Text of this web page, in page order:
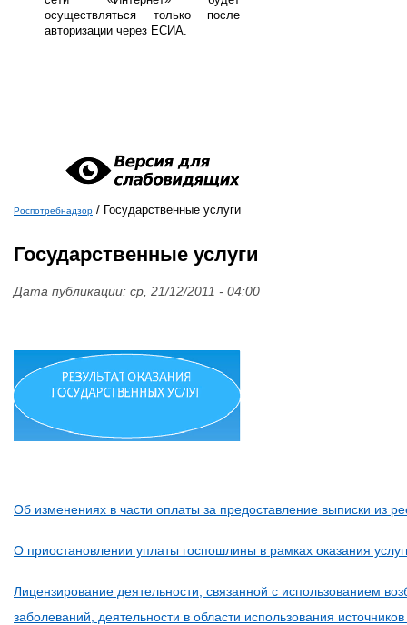
осуществляться только после
авторизации через ЕСИА.
Роспотребнадзор / Государственные услуги
Государственные услуги
Дата публикации: ср, 21/12/2011 - 04:00
Об изменениях в части оплаты за предоставление выписки из
О приостановлении уплаты госпошлины в рамках оказания
Лицензирование деятельности, связанной с использованием
заболеваний, деятельности в области использования